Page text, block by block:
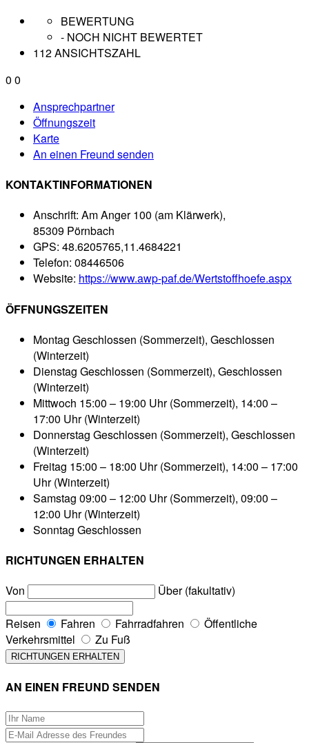
BEWERTUNG
- NOCH NICHT BEWERTET
112 ANSICHTSZAHL
0 0
Ansprechpartner
Öffnungszeit
Karte
An einen Freund senden
KONTAKTINFORMATIONEN
Anschrift: Am Anger 100 (am Klärwerk),
85309 Pörnbach
GPS: 48.6205765,11.4684221
Telefon: 08446506
Website: https://www.awp-paf.de/Wertstoffhoefe.aspx
ÖFFNUNGSZEITEN
Montag Geschlossen (Sommerzeit), Geschlossen
(Winterzeit)
Dienstag Geschlossen (Sommerzeit), Geschlossen
(Winterzeit)
Mittwoch 15:00 – 19:00 Uhr (Sommerzeit), 14:00 –
17:00 Uhr (Winterzeit)
Donnerstag Geschlossen (Sommerzeit), Geschlossen
(Winterzeit)
Freitag 15:00 – 18:00 Uhr (Sommerzeit), 14:00 – 17:00
Uhr (Winterzeit)
Samstag 09:00 – 12:00 Uhr (Sommerzeit), 09:00 –
12:00 Uhr (Winterzeit)
Sonntag Geschlossen
RICHTUNGEN ERHALTEN
Von
Über (fakultativ)
Reisen Fahren Fahrradfahren
Öffentliche
Verkehrsmittel
Zu Fuß
AN EINEN FREUND SENDEN